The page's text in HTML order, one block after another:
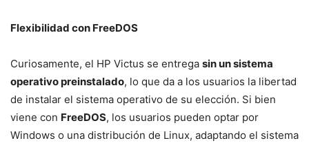
Flexibilidad con FreeDOS
Curiosamente, el HP Victus se entrega sin un sistema
operativo preinstalado, lo que da a los usuarios la libertad
de instalar el sistema operativo de su elección. Si bien
viene con FreeDOS, los usuarios pueden optar por
Windows o una distribución de Linux, adaptando el sistema